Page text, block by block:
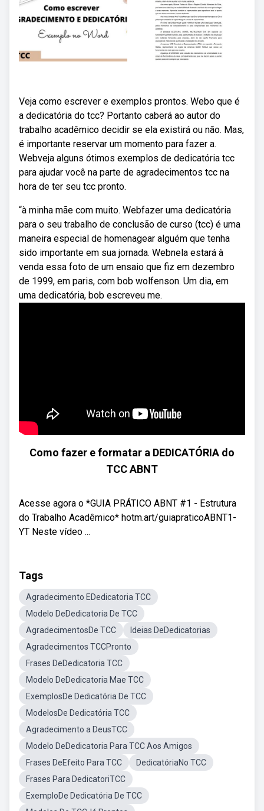
Veja como escrever e exemplos prontos. Webo que é
a dedicatória do tcc? Portanto caberá ao autor do
trabalho acadêmico decidir se ela existirá ou não. Mas,
é importante reservar um momento para fazer a.
Webveja alguns ótimos exemplos de dedicatória tcc
para ajudar você na parte de agradecimentos tcc na
hora de ter seu tcc pronto.
“à minha mãe com muito. Webfazer uma dedicatória
para o seu trabalho de conclusão de curso (tcc) é uma
maneira especial de homenagear alguém que tenha
sido importante em sua jornada. Webnela estará à
venda essa foto de um ensaio que fiz em dezembro
de 1999, em paris, com bob wolfenson. Um dia, em
uma dedicatória, bob escreveu me.
Como fazer e formatar a DEDICATÓRIA do
TCC ABNT
Acesse agora o *GUIA PRÁTICO ABNT #1 - Estrutura
do Trabalho Acadêmico* hotm.art/guiapraticoABNT1-
YT Neste vídeo ...
Tags
Agradecimento EDedicatoria TCC
Modelo DeDedicatoria De TCC
AgradecimentosDe TCC
Ideias DeDedicatorias
Agradecimentos TCCPronto
Frases DeDedicatoria TCC
Modelo DeDedicatoria Mae TCC
ExemplosDe Dedicatória De TCC
ModelosDe Dedicatória TCC
Agradecimento a DeusTCC
Modelo DeDedicatoria Para TCC Aos Amigos
Frases DeEfeito Para TCC
DedicatóriaNo TCC
Frases Para DedicatoriTCC
ExemploDe Dedicatória De TCC